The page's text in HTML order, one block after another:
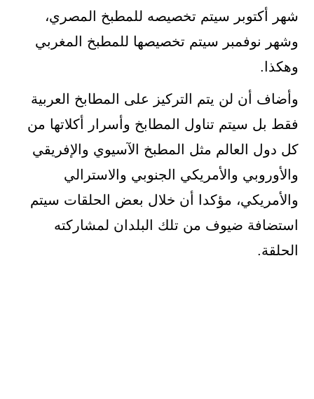
شهر أكتوبر سيتم تخصيصه للمطبخ المصري،
وشهر نوفمبر سيتم تخصيصها للمطبخ المغربي
وهكذا.
وأضاف أن لن يتم التركيز على المطابخ العربية
فقط بل سيتم تناول المطابخ وأسرار أكلاتها من
كل دول العالم مثل المطبخ الآسيوي والإفريقي
والأوروبي والأمريكي الجنوبي والاسترالي
والأمريكي، مؤكدا أن خلال بعض الحلقات سيتم
استضافة ضيوف من تلك البلدان لمشاركته
الحلقة.